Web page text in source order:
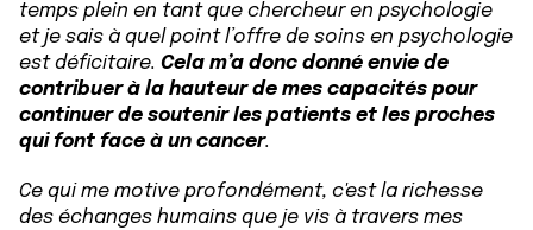
temps plein en tant que chercheur en psychologie
et je sais à quel point l’offre de soins en psychologie
est déficitaire. Cela m’a donc donné envie de
contribuer à la hauteur de mes capacités pour
continuer de soutenir les patients et les proches
qui font face à un cancer.
Ce qui me motive profondément, c'est la richesse
des échanges humains que je vis à travers mes